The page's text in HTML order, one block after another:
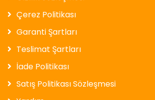
Çerez Politikası
Garanti Şartları
Teslimat Şartları
İade Politikası
Satış Politikası Sözleşmesi